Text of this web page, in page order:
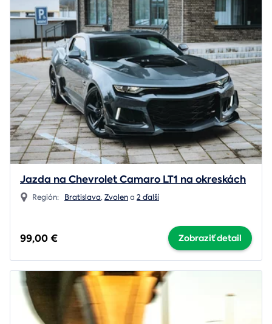
Jazda na Chevrolet Camaro LT1 na okreskách
Región: Bratislava,Zvolena 2 ďalší
99,00 € Zobraziť detail